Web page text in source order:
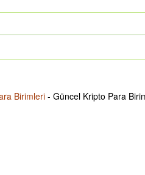
Birimleri - Güncel Kripto Para